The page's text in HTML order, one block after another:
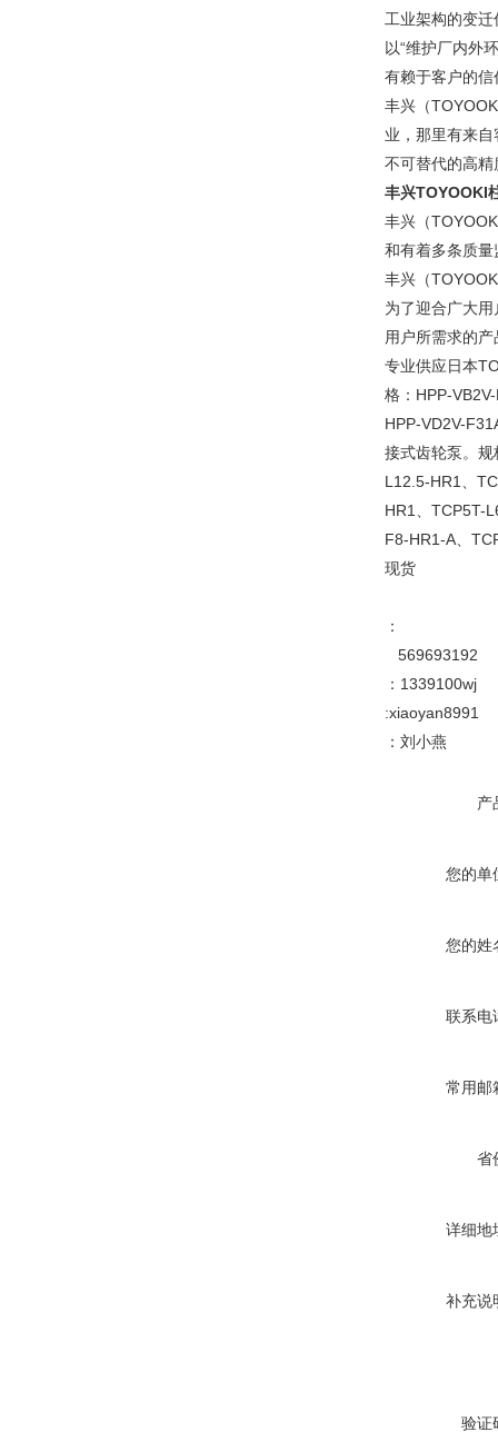
工业架构的变
以“维护厂内外
有赖于客户的
丰兴（
业，那里有来
不可替代的高精
丰兴TOYOOKI
丰兴（
和有着多条质
丰兴（
为了迎合广大
用户所需求的产
专业供应日本
格：HPP-
HPP-VD2V-
接式齿轮泵。
L12.5-HR1、
HR1、TCP5T-
F8-HR1-A、
现货
：
569693192
：1339100wj
:xiaoyan8991
：刘小燕
产
您的单
您的姓
联系电
常用邮
省
详细地
补充说
验证